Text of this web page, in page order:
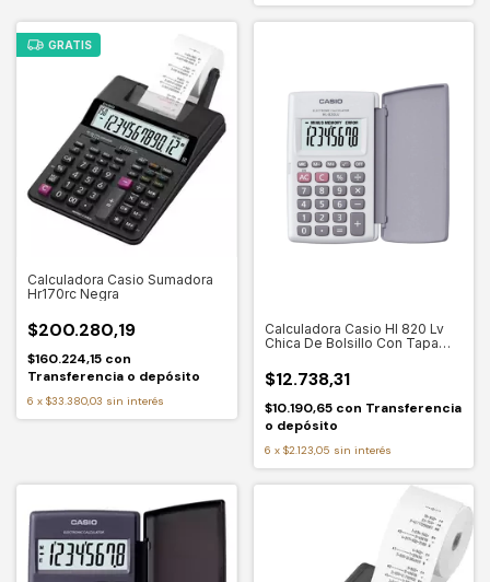
GRATIS
Calculadora Casio Sumadora
Hr170rc Negra
$200.280,19
$160.224,15 con
Transferencia o depósito
6 x $33.380,03 sin interés
Calculadora Casio Hl 820 Lv
Chica De Bolsillo Con Tapa
$12.738,31
$10.190,65 con Transferencia
o depósito
6 x $2.123,05 sin interés